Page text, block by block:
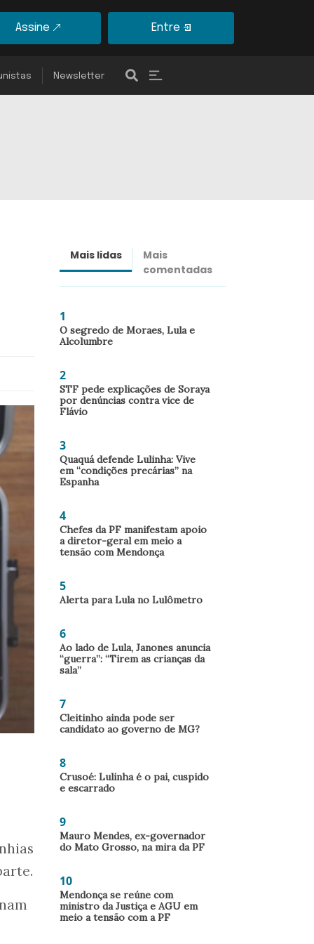
Assine Entre
Newsletter
Mais lidas
Mais
comentadas
1
O segredo de Moraes, Lula e
Alcolumbre
2
STF pede explicações de Soraya
por denúncias contra vice de
Flávio
3
Quaquá defende Lulinha: Vive
em “condições precárias” na
Espanha
4
Chefes da PF manifestam apoio
a diretor-geral em meio a
tensão com Mendonça
5
Alerta para Lula no Lulômetro
6
Ao lado de Lula, Janones anuncia
“guerra”: “Tirem as crianças da
sala”
7
Cleitinho ainda pode ser
candidato ao governo de MG?
8
Crusoé: Lulinha é o pai, cuspido
e escarrado
9
Mauro Mendes, ex-governador
do Mato Grosso, na mira da PF
10
Mendonça se reúne com
ministro da Justiça e AGU em
meio a tensão com a PF